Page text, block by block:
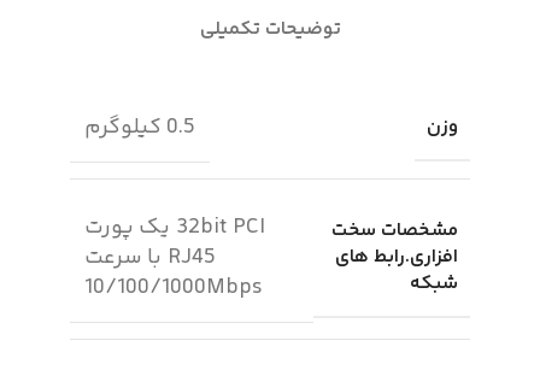
توضیحات تکمیلی
وزن 0.5 کیلوگرم
مشخصات سخت
افزاری.رابط های
شبکه
32bit PCI یک پورت
RJ45 با سرعت
10/100/1000Mbps